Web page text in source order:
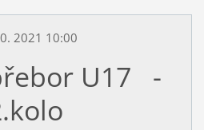
2021 10:00
U17 -